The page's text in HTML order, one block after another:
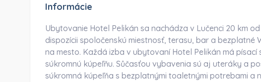
Informácie
Ubytovanie Hotel Pelikán sa nachádza v Lučenci 20 km
dispozícii spoločenskú miestnosť, terasu, bar a bezplatné
na mesto. Každá izba v ubytovaní Hotel Pelikán má
súkromnú kúpeľňu. Sůčasťou vybavenia sú aj uteráky a
súkromná kúpeľňa s bezplatnými toaletnými potrebami a